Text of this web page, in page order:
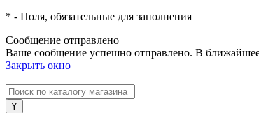
* - Поля, обязательные для заполнения
Сообщение отправлено
Ваше сообщение успешно отправлено. В
Закрыть окно